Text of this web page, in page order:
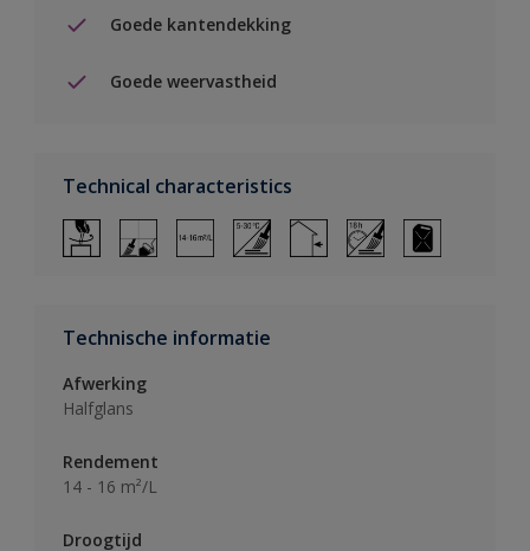
Goede kantendekking
Goede weervastheid
Technical characteristics
Technische informatie
Afwerking
Halfglans
Rendement
14 - 16 m²/L
Droogtijd